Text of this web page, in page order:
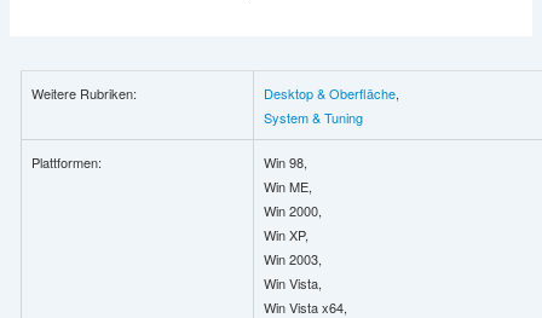
Weitere Rubriken: Desktop & Oberfläche,
System & Tuning
Plattformen:
Win 98,
Win ME,
Win 2000,
Win XP,
Win 2003,
Win Vista,
Win Vista x64,